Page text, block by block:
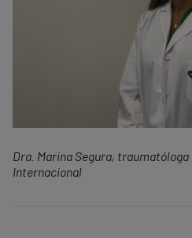
Dra. Marina Segura,
Internacional